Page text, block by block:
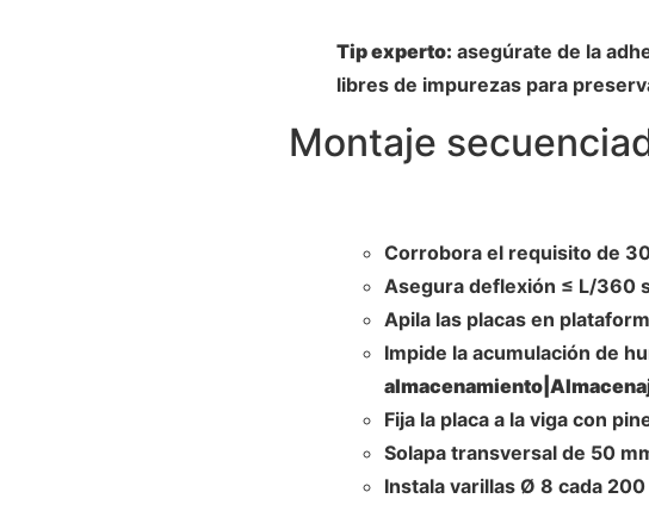
Tip experto: asegúrate de la
libres de impurezas para
Montaje
Corrobora el requisito de
Asegura deflexión ≤ L/360
Apila las placas en
Impide la acumulación de
Fija la placa a la viga con
Solapa transversal de 50
Instala varillas Ø 8 cada